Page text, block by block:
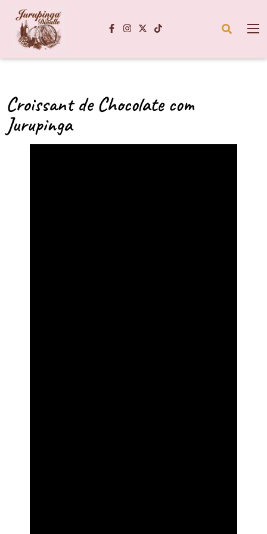
Croissant de Chocolate com
Jurupinga